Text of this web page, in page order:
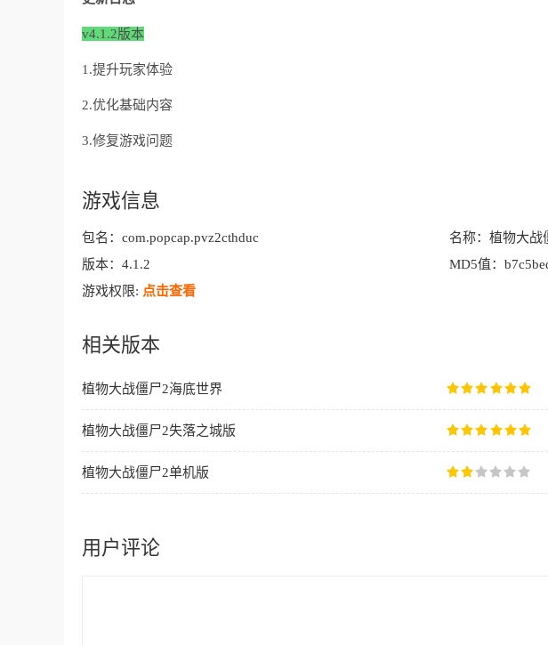
v4.1.2版本
1.提升玩家体验
2.优化基础内容
3.修复游戏问题
游戏信息
包名： com.popcap.pvz2cthduc 名称： 植物大战
版本： 4.1.2 MD5值：
游戏权限: 点击查看
相关版本
植物大战僵尸2海底世界
植物大战僵尸2失落之城版
植物大战僵尸2单机版
用户评论